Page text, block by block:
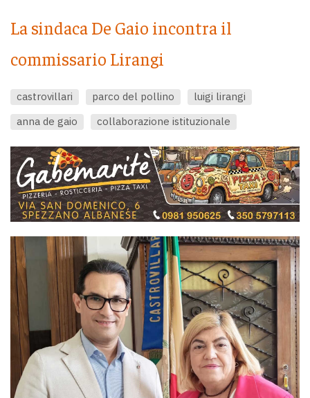
La sindaca De Gaio incontra il
commissario Lirangi
castrovillari parco del pollino
luigi lirangi
anna de gaio
collaborazione istituzionale